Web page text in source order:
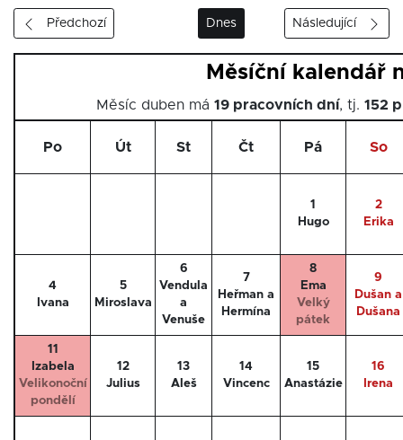
Předchozí Dnes Následující
Měsíční kalendář
Měsíc duben má 19 pracovních dní, tj. 152
Po Út St Čt Pá So
1
Hugo
2
Erika
4
Ivana
5
Miroslava
6
Vendula
a
Venuše
7
Heřman a
Hermína
8
Ema
Velký
pátek
9
Dušan a
Dušana
11
Izabela
Velikonoční
pondělí
12
Julius
13
Aleš
14
Vincenc
15
Anastázie
16
Irena